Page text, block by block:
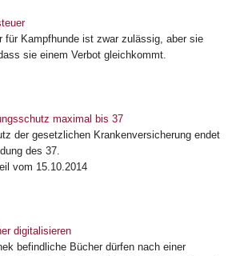
für Kampfhunde ist zwar zulässig, aber sie
sie einem Verbot gleichkommt.
maximal bis 37
der gesetzlichen Krankenversicherung endet
des 37.
vom 15.10.2014
digitalisieren
befindliche Bücher dürfen nach einer